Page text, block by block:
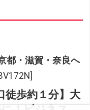
都・滋賀・奈良へ
徒歩約１分】大